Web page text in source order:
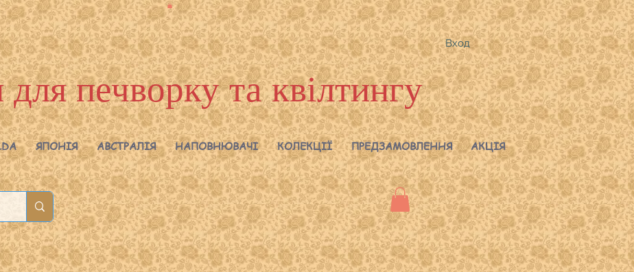
Вход
печворку та квілтингу
ЯПОНІЯ АВСТРАЛІЯ НАПОВНЮВАЧІ КОЛЕКЦІЇ ПРЕДЗАМОВЛЕННЯ АКЦІЯ